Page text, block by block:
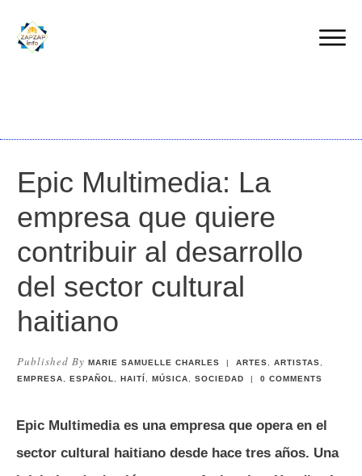
Epic Multimedia: La
empresa que quiere
contribuir al desarrollo
del sector cultural
haitiano
Published By MARIE SAMUELLE CHARLES | ARTES ARTISTAS
EMPRESA
ESPAÑOL HAITÍ MÚSICA SOCIEDAD | 0 COMMENTS
Epic Multimedia es una empresa que opera en el
sector cultural haitiano desde hace tres años. Una